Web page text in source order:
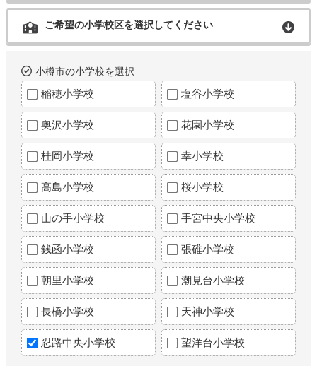
ご希望の小学校区を選択してください
小樽市の小学校を選択
稲穂小学校 塩谷小学校
奥沢小学校 花園小学校
桂岡小学校 幸小学校
高島小学校 桜小学校
山の手小学校 手宮中央小学校
銭函小学校 張碓小学校
朝里小学校 潮見台小学校
長橋小学校 天神小学校
忍路中央小学校 望洋台小学校